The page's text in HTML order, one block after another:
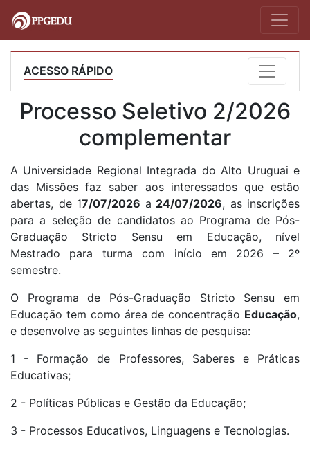
ACESSO RÁPIDO
Processo Seletivo 2/2026
complementar
A Universidade Regional Integrada do Alto Uruguai e
das Missões faz saber aos interessados que estão
abertas, de 17/07/2026 a 24/07/2026, as inscrições
para a seleção de candidatos ao Programa de Pós-
Graduação Stricto Sensu em Educação, nível
Mestrado para turma com início em 2026 – 2º
semestre.
O Programa de Pós-Graduação Stricto Sensu em
Educação tem como área de concentração Educação,
e desenvolve as seguintes linhas de pesquisa:
1 - Formação de Professores, Saberes e Práticas
Educativas;
2 - Políticas Públicas e Gestão da Educação;
3 - Processos Educativos, Linguagens e Tecnologias.